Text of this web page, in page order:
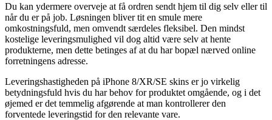
Du kan ydermere overveje at få ordren sendt hjem til dig selv eller til
når du er på job. Løsningen bliver tit en smule mere
omkostningsfuld, men omvendt særdeles fleksibel. Den mindst
kostelige leveringsmulighed vil dog altid være selv at hente
produkterne, men dette betinges af at du har bopæl nærved online
forretningens adresse.
Leveringshastigheden på iPhone 8/XR/SE skins er jo virkelig
betydningsfuld hvis du har behov for produktet omgående, og i det
øjemed er det temmelig afgørende at man kontrollerer den
forventede leveringstid for den relevante vare.